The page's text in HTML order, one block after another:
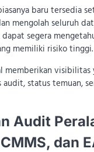
baru tersedia
mengolah seluruh
segera
memiliki risiko tinggi.
memberikan visibilitas
status temuan,
Audit
dan